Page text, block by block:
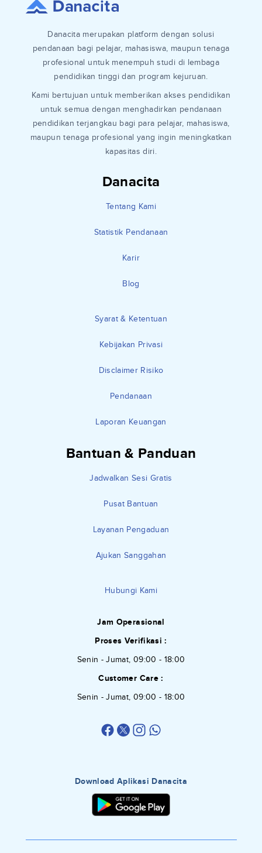
Danacita
Tentang Kami
Statistik Pendanaan
Karir
Blog
Syarat & Ketentuan
Kebijakan Privasi
Disclaimer Risiko
Pendanaan
Laporan Keuangan
Bantuan & Panduan
Jadwalkan Sesi Gratis
Pusat Bantuan
Layanan Pengaduan
Ajukan Sanggahan
Hubungi Kami
Jam Operasional
Proses Verifikasi :
Senin - Jumat, 09:00 - 18:00
Customer Care :
Senin - Jumat, 09:00 - 18:00
Danacita merupakan platform dengan solusi
pendanaan bagi pelajar, mahasiswa, maupun tenaga
profesional untuk menempuh studi di lembaga
pendidikan tinggi dan program kejuruan.
Kami bertujuan untuk memberikan akses pendidikan
untuk semua dengan menghadirkan pendanaan
pendidikan terjangkau bagi para pelajar, mahasiswa,
maupun tenaga profesional yang ingin meningkatkan
kapasitas diri.
Download Aplikasi Danacita